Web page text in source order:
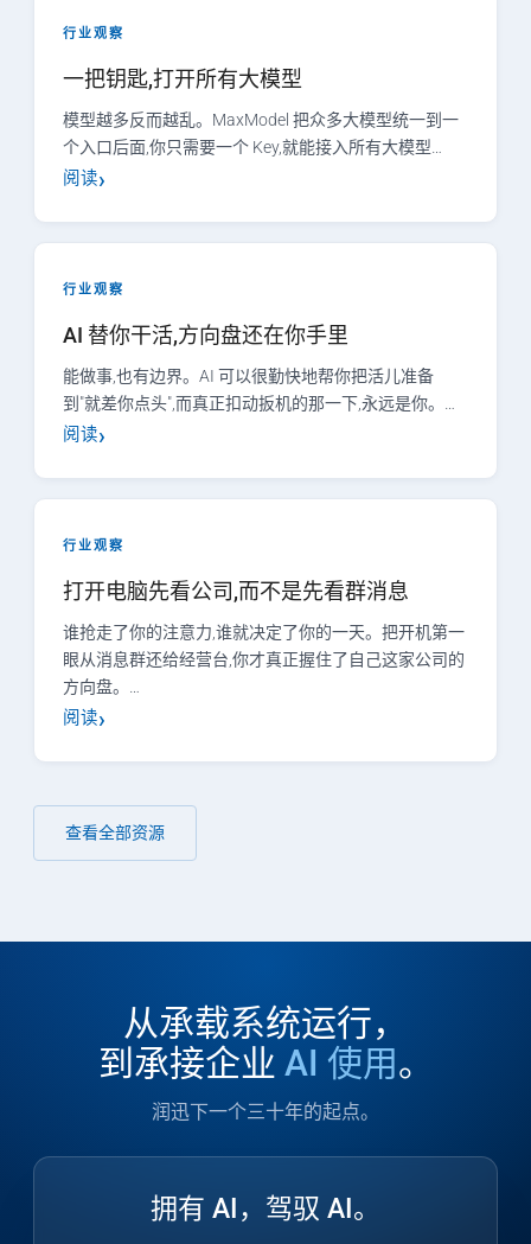
行业观察
一把钥匙,打开所有大模型
模型越多反而越乱。MaxModel 把众多大模型统一到一
个入口后面,你只需要一个 Key,就能接入所有大模型…
阅读
行业观察
AI 替你干活,方向盘还在你手里
能做事,也有边界。AI 可以很勤快地帮你把活儿准备
到"就差你点头",而真正扣动扳机的那一下,永远是你。…
阅读
行业观察
打开电脑先看公司,而不是先看群消息
谁抢走了你的注意力,谁就决定了你的一天。把开机第一
眼从消息群还给经营台,你才真正握住了自己这家公司的
方向盘。…
阅读
查看全部资源
从承载系统运行，
到承接企业 AI 使用。
润迅下一个三十年的起点。
拥有 AI，驾驭 AI。